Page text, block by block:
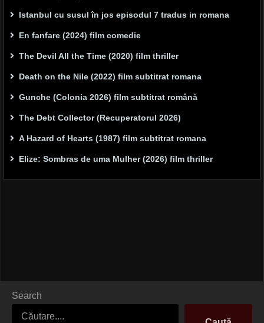
Istanbul cu susul în jos episodul 7 tradus in romana
En fanfare (2024) film comedie
The Devil All the Time (2020) film thriller
Death on the Nile (2022) film subtitrat romana
Gunche (Colonia 2026) film subtitrat română
The Debt Collector (Recuperatorul 2026)
A Hazard of Hearts (1987) film subtitrat romana
Elize: Sombras de uma Mulher (2026) film thriller
Search